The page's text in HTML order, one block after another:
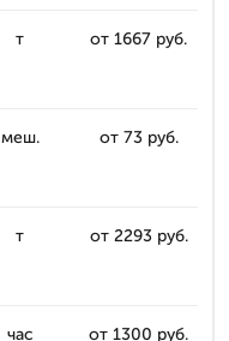
т от 1667 руб.
меш. от 73 руб.
т от 2293 руб.
час от 1300 руб.